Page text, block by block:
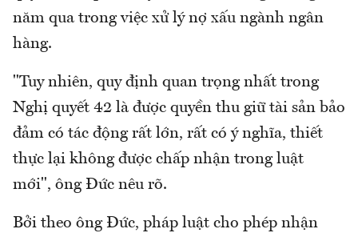
năm qua trong việc xử lý nợ xấu ngành ngân
hàng.
"Tuy nhiên, quy định quan trọng nhất trong
Nghị quyết 42 là được quyền thu giữ tài sản bảo
đảm có tác động rất lớn, rất có ý nghĩa, thiết
thực lại không được chấp nhận trong luật
mới", ông Đức nêu rõ.
Bởi theo ông Đức, pháp luật cho phép nhận